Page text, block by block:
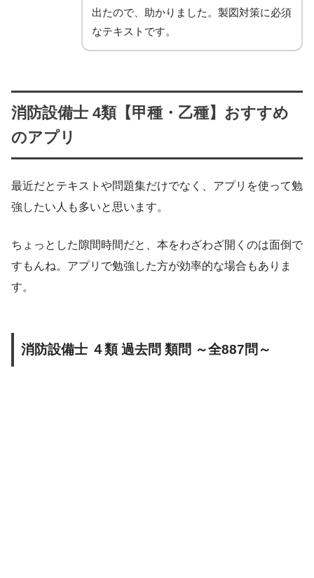
出たので、助かりました。製図対策に必須
なテキストです。
消防設備士 4類【甲種・乙種】おすすめ
のアプリ
最近だとテキストや問題集だけでなく、アプリを使って勉
強したい人も多いと思います。
ちょっとした隙間時間だと、本をわざわざ開くのは面倒で
すもんね。アプリで勉強した方が効率的な場合もありま
す。
消防設備士 ４類 過去問 類問 ～全887問～